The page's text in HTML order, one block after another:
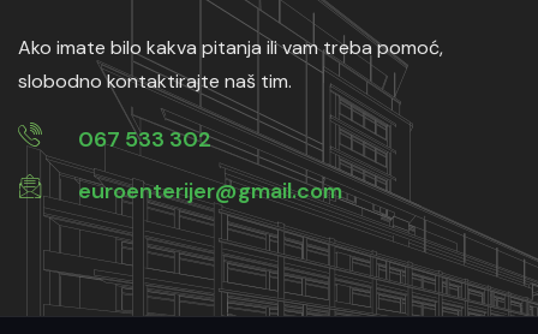
Ako imate bilo kakva pitanja ili vam treba pomoć,
slobodno kontaktirajte naš tim.
067 533 302
euroenterijer@gmail.com